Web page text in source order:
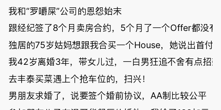
我和“罗嚼屎”公司的恩怨始末
跟经纪签了8个月卖房合约，5个月了一个Offer都没有
独居的75岁姑妈想跟我合买一个House，她说出首付
我42岁离婚3年，带女儿过，一白男狂追不舍有点招
去丰泰买菜遇上个抢车位的，扫兴！
男朋友求婚了，说要签个婚前协议，AA制比较公平